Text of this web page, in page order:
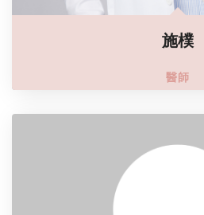
施樸
醫師